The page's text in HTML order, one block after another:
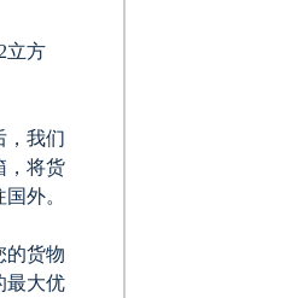
立方
，我们
，将货
外。
的货物
最大优